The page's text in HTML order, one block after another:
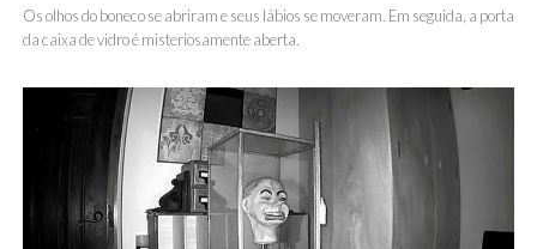
Os olhos do boneco se abriram e seus lábios se moveram. Em seguida, a porta
da caixa de vidro é misteriosamente aberta.